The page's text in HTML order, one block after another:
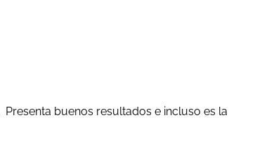
Presenta buenos resultados e incluso es la